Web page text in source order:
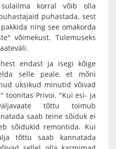
korral võib olla
puhastada, sest
ning see omakorda
võimekust. Tulemuseks
endast ja isegi kõige
selle peale, et mõni
üksikud minutid võivad
toonitas Privoi. "Kui esi- ja
tõttu toimub
saab teine sõiduk ei
sõidukid remontida. Kui
tõttu saab kannatada